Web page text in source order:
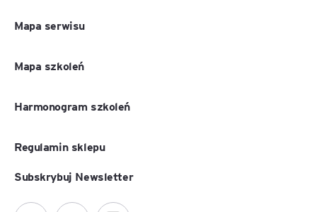
Mapa serwisu
Mapa szkoleń
Harmonogram szkoleń
Regulamin sklepu
Subskrybuj Newsletter